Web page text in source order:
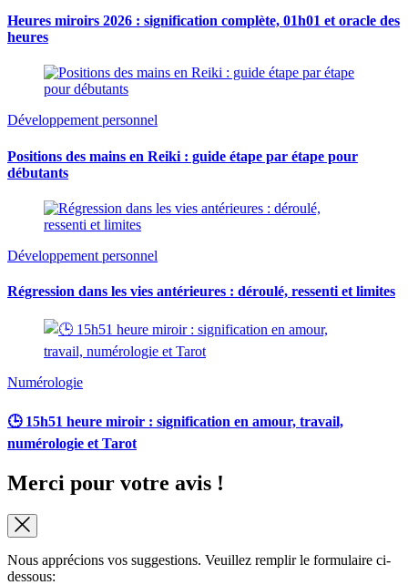
Heures miroirs 2026 : signification complète, 01h01 et oracle des
heures
Développement personnel
Positions des mains en Reiki : guide étape par étape pour
débutants
Développement personnel
Régression dans les vies antérieures : déroulé, ressenti et limites
Numérologie
🕒 15h51 heure miroir : signification en amour, travail,
numérologie et Tarot
Merci pour votre avis !
Nous apprécions vos suggestions. Veuillez remplir le formulaire ci-
dessous: